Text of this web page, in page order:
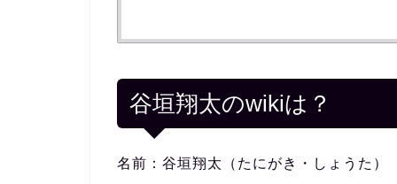
谷垣翔太のwikiは？
名前：谷垣翔太（たにがき・しょうた）